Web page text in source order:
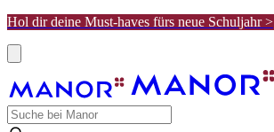
Hol dir deine Must-haves fürs neue Schuljahr >